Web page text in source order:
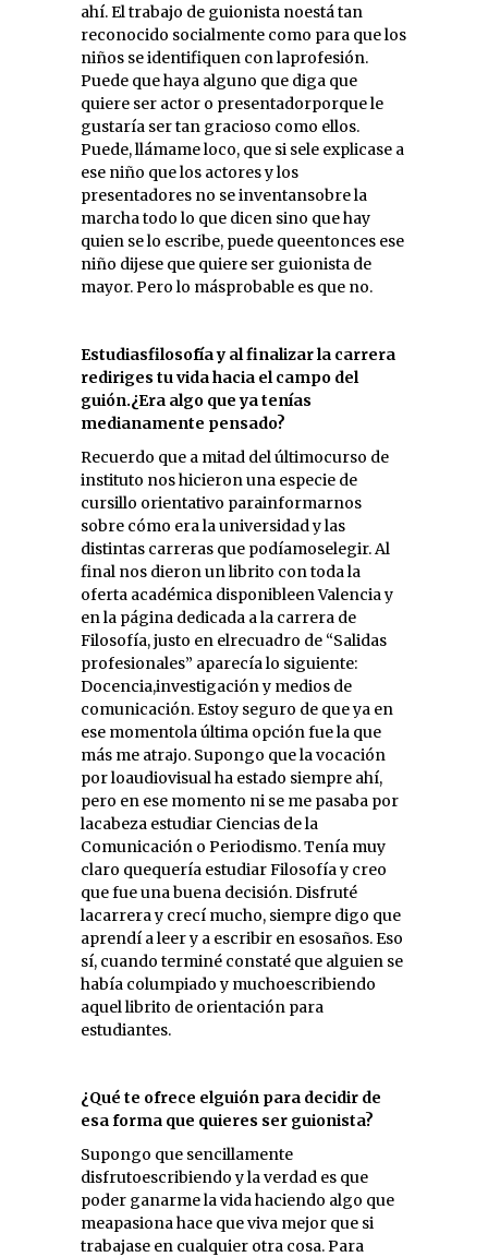
ahí. El trabajo de guionista noestá tan
reconocido socialmente como para que los
niños se identifiquen con laprofesión.
Puede que haya alguno que diga que
quiere ser actor o presentadorporque le
gustaría ser tan gracioso como ellos.
Puede, llámame loco, que si sele explicase a
ese niño que los actores y los
presentadores no se inventansobre la
marcha todo lo que dicen sino que hay
quien se lo escribe, puede queentonces ese
niño dijese que quiere ser guionista de
mayor. Pero lo másprobable es que no.
Estudiasfilosofía y al finalizar la carrera
rediriges tu vida hacia el campo del
guión.¿Era algo que ya tenías
medianamente pensado?
Recuerdo que a mitad del últimocurso de
instituto nos hicieron una especie de
cursillo orientativo parainformarnos
sobre cómo era la universidad y las
distintas carreras que podíamoselegir. Al
final nos dieron un librito con toda la
oferta académica disponibleen Valencia y
en la página dedicada a la carrera de
Filosofía, justo en elrecuadro de “Salidas
profesionales” aparecía lo siguiente:
Docencia,investigación y medios de
comunicación. Estoy seguro de que ya en
ese momentola última opción fue la que
más me atrajo. Supongo que la vocación
por loaudiovisual ha estado siempre ahí,
pero en ese momento ni se me pasaba por
lacabeza estudiar Ciencias de la
Comunicación o Periodismo. Tenía muy
claro quequería estudiar Filosofía y creo
que fue una buena decisión. Disfruté
lacarrera y crecí mucho, siempre digo que
aprendí a leer y a escribir en esosaños. Eso
sí, cuando terminé constaté que alguien se
había columpiado y muchoescribiendo
aquel librito de orientación para
estudiantes.
¿Qué te ofrece elguión para decidir de
esa forma que quieres ser guionista?
Supongo que sencillamente
disfrutoescribiendo y la verdad es que
poder ganarme la vida haciendo algo que
meapasiona hace que viva mejor que si
trabajase en cualquier otra cosa. Para